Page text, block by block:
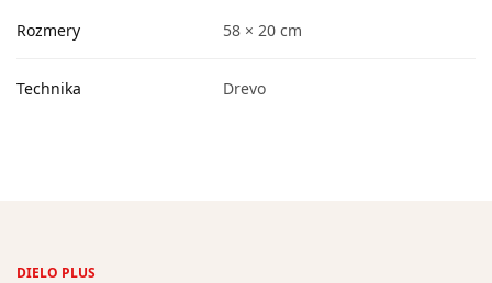
Rozmery 58 × 20 cm
Technika Drevo
DIELO PLUS